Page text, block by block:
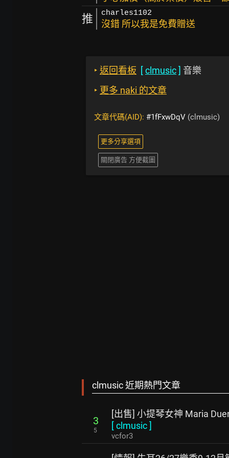
推 charles1102
沒錯 所以我是免費贈送
‣ 返回看板 [clmusic] 音樂
‣ 更多 naki 的文章
文章代碼(AID): #1fFxwDqV (clmusic)
更多分享選項
關閉廣告 方便截圖
clmusic 近期熱門文章
3
5
[出售] 小提琴女神 Maria
[clmusic]
vcfor3